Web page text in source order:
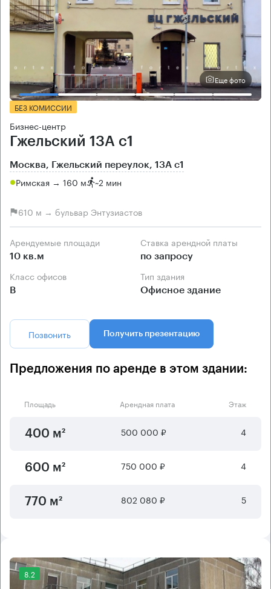
Еще фото
БЕЗ КОМИССИИ
Бизнес-центр
Гжельский 13А с1
Москва, Гжельский переулок, 13А с1
Римская → 160 м ~2 мин
610 м → бульвар Энтузиастов
Арендуемые площади
10 кв.м
Ставка арендной платы
по запросу
Класс офисов
B
Тип здания
Офисное здание
Позвонить Получить презентацию
Предложения по аренде в этом здании:
Площадь Арендная плата Этаж
400 м² 500 000 ₽ 4
600 м² 750 000 ₽ 4
770 м² 802 080 ₽ 5
8.2